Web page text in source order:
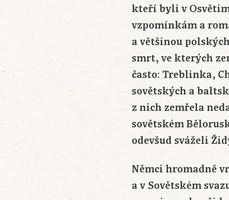
kteří byli v
vzpomínkám a
a většinou
smrt, ve kterých
často: Treblinka,
sovětských a
z nich zemřela
sovětském
odevšud sváželi
Němci hromadně
a v Sovětském